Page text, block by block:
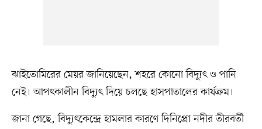
ঝাইতোমিরের মেয়র জানিয়েছেন, শহরে কোনো বিদ্যুৎ ও পানি
নেই। আপৎকালীন বিদ্যুৎ দিয়ে চলছে হাসপাতালের কার্যক্রম।
জানা গেছে, বিদ্যুৎকেন্দ্রে হামলার কারণে দিনিপ্রো নদীর তীরবর্তী